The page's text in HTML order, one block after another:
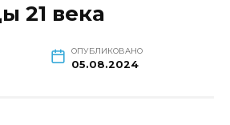
21 века
ОПУБЛИКОВАНО
05.08.2024